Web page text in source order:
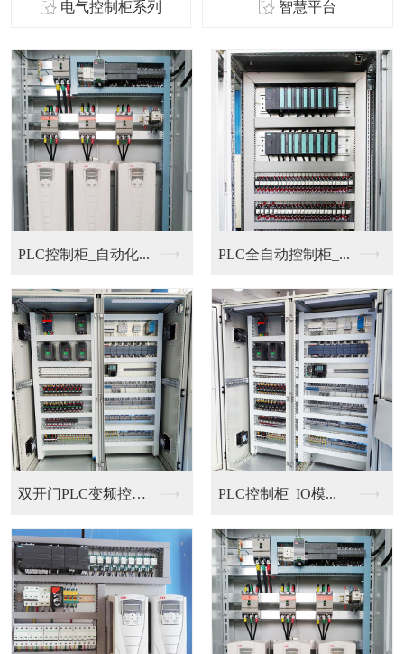
电气控制柜系列 智慧平台
PLC控制柜_自动化... PLC全自动控制柜_...
双开门PLC变频控制... PLC控制柜_IO模...